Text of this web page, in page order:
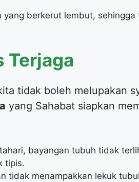
berkerut lembut,
Terjaga
tidak boleh melupakan
yang Sahabat siapkan
bayangan tubuh tidak
tipis.
tidak menampakkan lekuk